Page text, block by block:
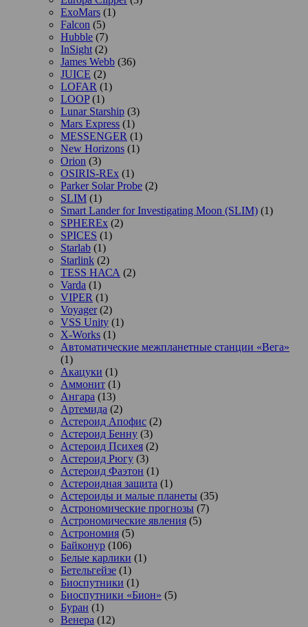
ExoMars (1)
Falcon (5)
Hubble (7)
InSight (2)
James Webb (36)
JUICE (2)
LOFAR (1)
LOOP(1)
Lunar Starship (3)
Mars Express (1)
MESSENGER (1)
New Horizons (1)
Orion (3)
OSIRIS-REx (1)
Parker Solar Probe (2)
SLIM (1)
Smart Lander for Investigating Moon (SLIM) (1)
SPHEREx (2)
SPICES (1)
Starlab (1)
Starlink (2)
TESS НАСА (2)
Varda (1)
VIPER (1)
Voyager(2)
VSS Unity (1)
X-Works (1)
Автоматические межпланетные станции «Вега»
(1)
Акацуки (1)
Аммонит (1)
Ангара (13)
Артемида (2)
Астероид Апофис (2)
Астероид Бенну (3)
Астероид Психея (2)
Астероид Рюгу (3)
Астероид Фаэтон (1)
Астероидная защита (1)
Астероиды и малые планеты (35)
Астрономические прогнозы (7)
Астрономические явления (5)
Астрономия (5)
Байконур (106)
Белые карлики (1)
Бетельгейзе (1)
Биоспутники (1)
Биоспутники «Бион» (5)
Буран (1)
Венера (12)